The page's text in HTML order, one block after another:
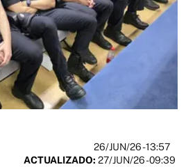
26/JUN/26- 13:57
ACTUALIZADO: 27/JUN/26 - 09:39